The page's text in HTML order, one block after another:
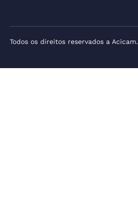
Todos os direitos reservados a Acicam.